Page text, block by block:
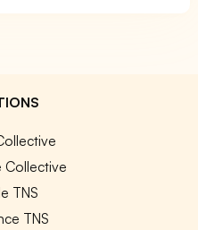
Collective
TNS
TNS